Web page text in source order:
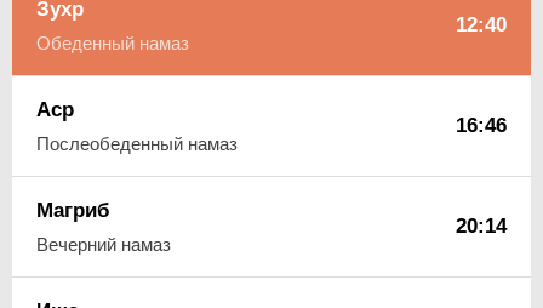
Зухр
Обеденный намаз
12:40
Аср
Послеобеденный намаз
16:46
Магриб
Вечерний намаз
20:14